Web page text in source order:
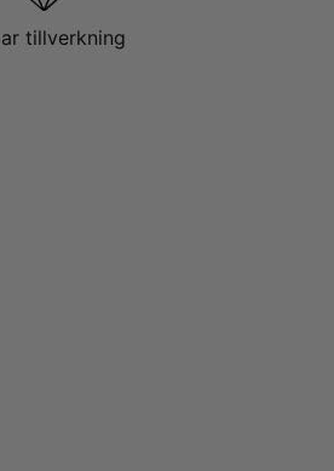
tillverkning